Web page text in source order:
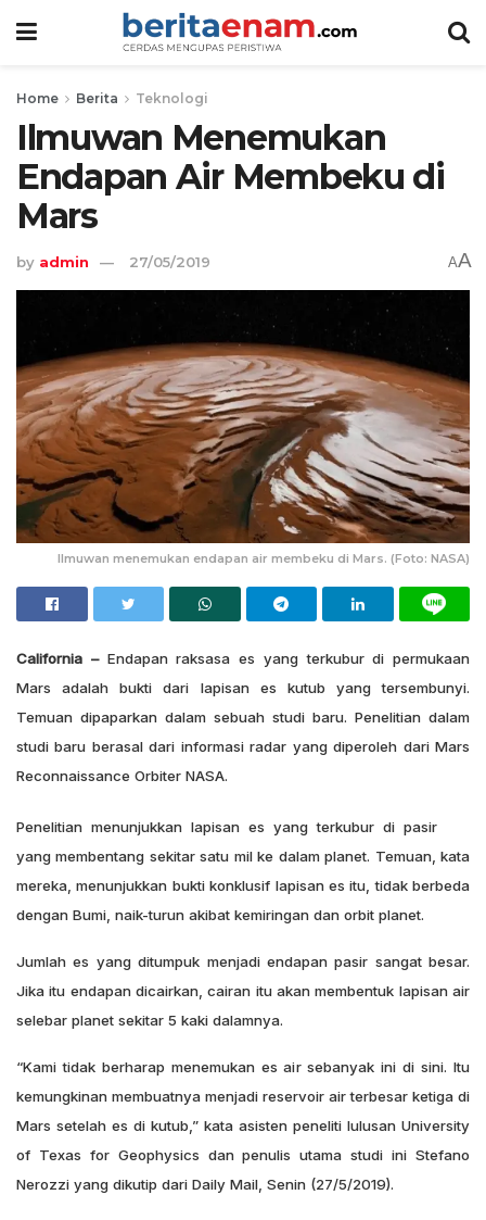
Home Berita Teknologi
Ilmuwan Menemukan
Endapan Air Membeku di
Mars
by admin 27/05/2019 AA
Ilmuwan menemukan endapan air membeku di Mars. (Foto: NASA)
California –Endapan raksasa es yang terkubur di permukaan
Mars adalah bukti dari lapisan es kutub yang tersembunyi.
Temuan dipaparkan dalam sebuah studi baru. Penelitian dalam
studi baru berasal dari informasi radar yang diperoleh dari Mars
Reconnaissance Orbiter NASA.
Penelitian menunjukkan lapisan es yang terkubur di pasir
yang membentang sekitar satu mil ke dalam planet. Temuan, kata
mereka, menunjukkan bukti konklusif lapisan es itu, tidak berbeda
dengan Bumi, naik-turun akibat kemiringan dan orbit planet.
Jumlah es yang ditumpuk menjadi endapan pasir sangat besar.
Jika itu endapan dicairkan, cairan itu akan membentuk lapisan air
selebar planet sekitar 5 kaki dalamnya.
“Kami tidak berharap menemukan es air sebanyak ini di sini. Itu
kemungkinan membuatnya menjadi reservoir air terbesar ketiga di
Mars setelah es di kutub,” kata asisten peneliti lulusan University
of Texas for Geophysics dan penulis utama studi ini Stefano
Nerozzi yang dikutip dari Daily Mail, Senin (27/5/2019).